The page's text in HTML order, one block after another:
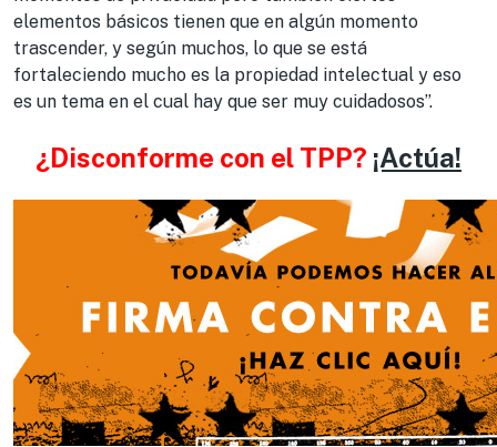
elementos básicos tienen que en algún momento
trascender, y según muchos, lo que se está
fortaleciendo mucho es la propiedad intelectual y eso
es un tema en el cual hay que ser muy cuidadosos”.
¿Disconforme con el TPP? ¡Actúa!